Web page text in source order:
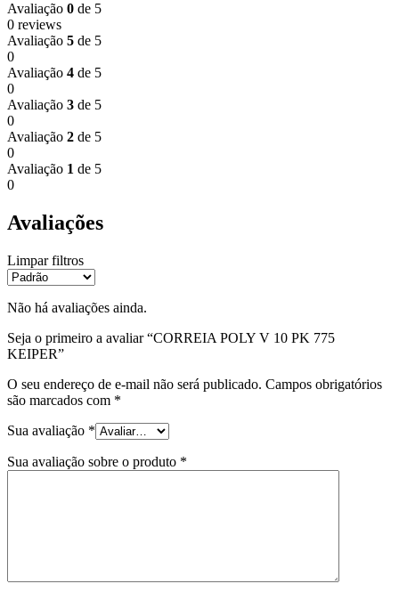
Avaliação 0 de 5
0 reviews
Avaliação 5 de 5
0
Avaliação 4 de 5
0
Avaliação 3 de 5
0
Avaliação 2 de 5
0
Avaliação 1 de 5
0
Avaliações
Limpar filtros
Não há avaliações ainda.
Seja o primeiro a avaliar “CORREIA POLY V 10 PK 775
KEIPER”
O seu endereço de e-mail não será publicado. Campos obrigatórios
são marcados com *
Sua avaliação *
Sua avaliação sobre o produto *